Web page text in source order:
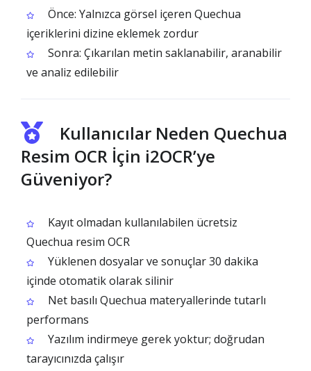
Önce: Yalnızca görsel içeren Quechua
içeriklerini dizine eklemek zordur
Sonra: Çıkarılan metin saklanabilir, aranabilir
ve analiz edilebilir
Kullanıcılar Neden Quechua
Resim OCR İçin i2OCR’ye
Güveniyor?
Kayıt olmadan kullanılabilen ücretsiz
Quechua resim OCR
Yüklenen dosyalar ve sonuçlar 30 dakika
içinde otomatik olarak silinir
Net basılı Quechua materyallerinde tutarlı
performans
Yazılım indirmeye gerek yoktur; doğrudan
tarayıcınızda çalışır